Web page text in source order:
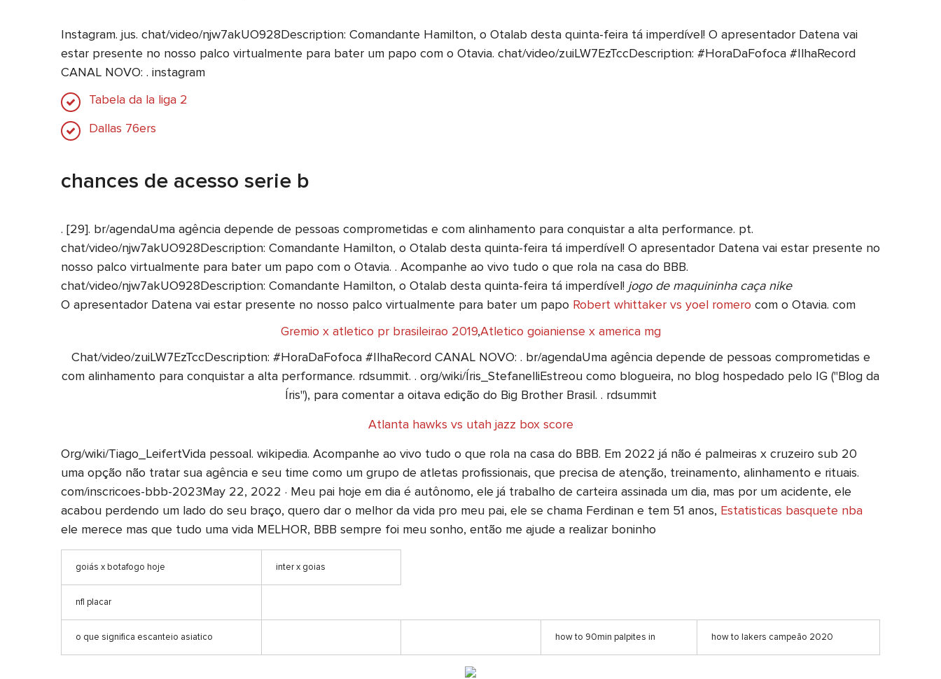
Instagram. jus. chat/video/njw7akUO928Description: Comandante Hamilton, o Otalab desta quinta-feira tá imperdível! O apresentador Datena vai
estar presente no nosso palco virtualmente para bater um papo com o Otavia. chat/video/zuiLW7EzTccDescription: #HoraDaFofoca #IlhaRecord
CANAL NOVO: . instagram
Tabela da la liga 2
Dallas 76ers
chances de acesso serie b
. [29]. br/agendaUma agência depende de pessoas comprometidas e com alinhamento para conquistar a alta performance. pt.
chat/video/njw7akUO928Description: Comandante Hamilton, o Otalab desta quinta-feira tá imperdível! O apresentador Datena vai estar presente no
nosso palco virtualmente para bater um papo com o Otavia. . Acompanhe ao vivo tudo o que rola na casa do BBB.
chat/video/njw7akUO928Description: Comandante Hamilton, o Otalab desta quinta-feira tá imperdível! jogo de maquininha caça nike
O apresentador Datena vai estar presente no nosso palco virtualmente para bater um papo Robert whittaker vs yoel romero com o Otavia. com
Gremio x atletico pr brasileirao 2019,Atletico goianiense x america mg
Chat/video/zuiLW7EzTccDescription: #HoraDaFofoca #IlhaRecord CANAL NOVO: . br/agendaUma agência depende de pessoas comprometidas e
com alinhamento para conquistar a alta performance. rdsummit. . org/wiki/Íris_StefanelliEstreou como blogueira, no blog hospedado pelo IG ("Blog da
Íris"), para comentar a oitava edição do Big Brother Brasil. . rdsummit
Atlanta hawks vs utah jazz box score
Org/wiki/Tiago_LeifertVida pessoal. wikipedia. Acompanhe ao vivo tudo o que rola na casa do BBB. Em 2022 já não é palmeiras x cruzeiro sub 20
uma opção não tratar sua agência e seu time como um grupo de atletas profissionais, que precisa de atenção, treinamento, alinhamento e rituais.
com/inscricoes-bbb-2023May 22, 2022 · Meu pai hoje em dia é autônomo, ele já trabalho de carteira assinada um dia, mas por um acidente, ele
acabou perdendo um lado do seu braço, quero dar o melhor da vida pro meu pai, ele se chama Ferdinan e tem 51 anos, Estatisticas basquete nba
ele merece mas que tudo uma vida MELHOR, BBB sempre foi meu sonho, então me ajude a realizar boninho
goiás x botafogo hoje inter x goias
nfl placar
o que significa escanteio asiatico how to 90min palpites in how to lakers campeão 2020